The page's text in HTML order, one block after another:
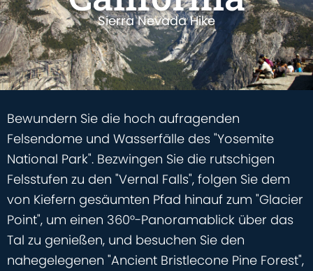
Sierra Nevada Hike
Bewundern Sie die hoch aufragenden
Felsendome und Wasserfälle des "Yosemite
National Park". Bezwingen Sie die rutschigen
Felsstufen zu den "Vernal Falls", folgen Sie dem
von Kiefern gesäumten Pfad hinauf zum "Glacier
Point", um einen 360°-Panoramablick über das
Tal zu genießen, und besuchen Sie den
nahegelegenen "Ancient Bristlecone Pine Forest",